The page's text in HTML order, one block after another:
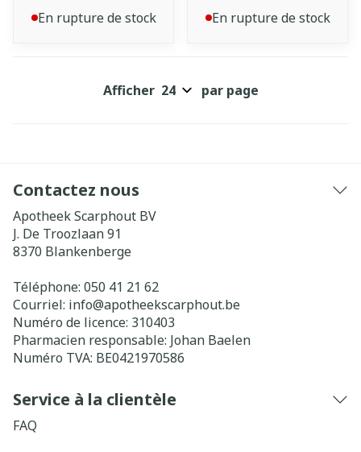
En rupture de stock En rupture de stock
Afficher par page
Contactez nous
Apotheek Scarphout BV
J. De Troozlaan 91
8370 Blankenberge
Téléphone: 050 41 21 62
Courriel: info@apotheekscarphout.be
Numéro de licence: 310403
Pharmacien responsable: Johan Baelen
Numéro TVA: BE0421970586
Service à la clientèle
FAQ